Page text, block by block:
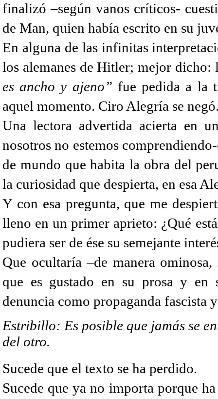
finalizó –según vanos críticos-
de Man, quien había escrito en su
En alguna de las infinitas
los alemanes de Hitler; mejor
es ancho y ajeno” fue pedida a la
aquel momento. Ciro Alegría se
Una lectora advertida acierta en
nosotros no estemos
de mundo que habita la obra del
la curiosidad que despierta, en esa
Y con esa pregunta, que me
lleno en un primer aprieto: ¿Qué
pudiera ser de ése su semejante
Que ocultaría –de manera
que es gustado en su prosa y
denuncia como propaganda fascista
Estribillo: Es posible que jamás se
del otro.
Sucede que el texto se ha perdido.
Sucede que ya no importa porque